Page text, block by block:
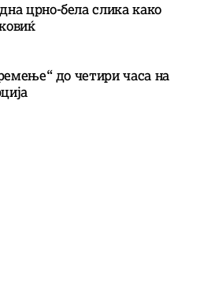
црно-бела слика како
до четири часа на